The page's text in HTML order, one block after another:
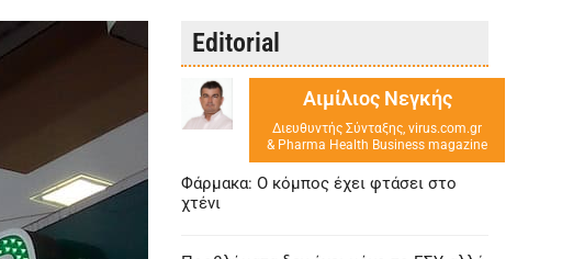
Editorial
Αιμίλιος Νεγκής
Διευθυντής Σύνταξης, virus.com.gr
& Pharma Health Business magazine
Φάρμακα: Ο κόμπος έχει φτάσει στο
χτένι